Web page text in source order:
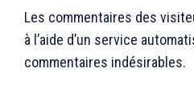
Les commentaires des
à l’aide d’un service
commentaires indésirables.